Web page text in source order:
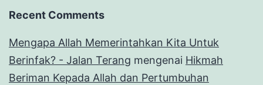
Recent Comments
Mengapa Allah Memerintahkan Kita Untuk
Berinfak? - Jalan Terang mengenai Hikmah
Beriman Kepada Allah dan Pertumbuhan